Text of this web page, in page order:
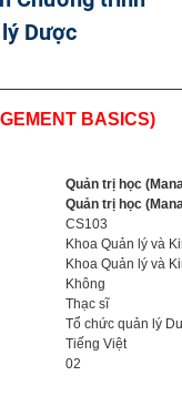
Dược
BASICS)
Quản trị học
Quản trị học
CS103
Khoa Quản lý và
Khoa Quản lý và
Không
Thạc sĩ
Tổ chức quản lý
Tiếng Việt
02